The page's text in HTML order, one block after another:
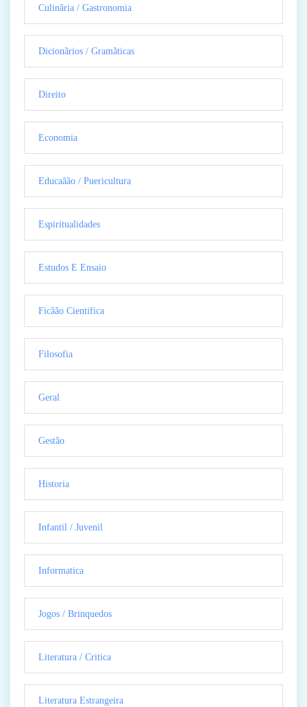
Culinãria / Gastronomia
Dicionãrios / Gramãticas
Direito
Economia
Educaãão / Puericultura
Espiritualidades
Estudos E Ensaio
Ficãão Cientifica
Filosofia
Geral
Gestão
Historia
Infantil / Juvenil
Informatica
Jogos / Brinquedos
Literatura / Critica
Literatura Estrangeira